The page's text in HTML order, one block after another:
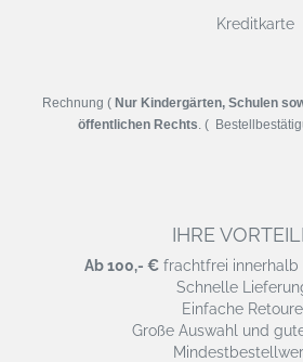
Kreditkarte
Rechnung ( Nur Kindergärten, Schulen
öffentlichen Rechts . (
IHRE
Ab 100,- € frachtfrei innerhalb
Schnelle
Einfache Retoure
Große Auswahl und